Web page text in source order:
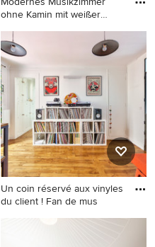
ohne Kamin mit weißer
Modernes Musikzimmer
ohne Kamin mit weißer
Wandfarbe, hellem
Holzboden, TV-Wand,
beigem Boden und
Tapetendecke in Turin
Un coin réservé aux vinyles
du client ! Fan de mus
Mittelgroßes, Offenes